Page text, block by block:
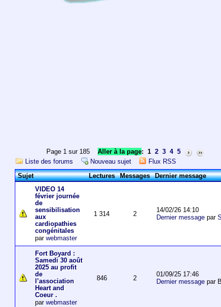
Page 1 sur 185Aller à la page: 1 2 3 4 5
Liste des forums
Nouveau sujet
Flux RSS
Sujet
Lectures Messages Dernier message
VIDEO 14
février journée
de
sensibilisation
aux
cardiopathies
congénitales
par webmaster
1 314 2
14/02/26 14:10
Dernier messagepar
Fort Boyard :
Samedi 30 août
2025 au profit
de
l’association
Heart and
Coeur .
par webmaster
846 2
01/09/25 17:46
Dernier messagepar